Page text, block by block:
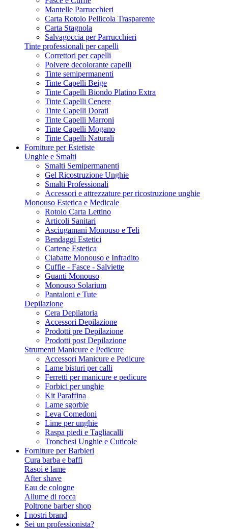
Mantelle Parrucchieri
Carta Rotolo Pellicola Trasparente
Carta Stagnola
Salvagoccia per Parrucchieri
Tinte professionali per capelli
Correttori per capelli
Polvere decolorante capelli
Tinte semipermanenti
Tinte Capelli Beige
Tinte Capelli Biondo Platino Extra
Tinte Capelli Cenere
Tinte Capelli Dorati
Tinte Capelli Marroni
Tinte Capelli Mogano
Tinte Capelli Naturali
Forniture per Estetiste
Unghie e Smalti
Smalti Semipermanenti
Gel Ricostruzione Unghie
Smalti Professionali
Accessori e attrezzature per ricostruzione unghie
Monouso Estetica e Medicale
Rotolo Carta Lettino
Articoli Sanitari
Asciugamani Monouso e Teli
Bendaggi Estetici
Cartene Estetica
Ciabatte Monouso e Infradito
Cuffie - Fasce - Salviette
Guanti Monouso
Monouso Solarium
Pantaloni e Tute
Depilazione
Cera Depilatoria
Accessori Depilazione
Prodotti pre Depilazione
Prodotti post Depilazione
Strumenti Manicure e Pedicure
Accessori Manicure e Pedicure
Lame bisturi per calli
Ferretti per manicure e pedicure
Forbici per unghie
Kit Paraffina
Lame sgorbie
Leva Comedoni
Lime per unghie
Raspa piedi e Tagliacalli
Tronchesi Unghie e Cuticole
Forniture per Barbieri
Cura barba e baffi
Rasoi e lame
After shave
Eau de cologne
Allume di rocca
Poltrone barber shop
I nostri brand
Sei un professionista?